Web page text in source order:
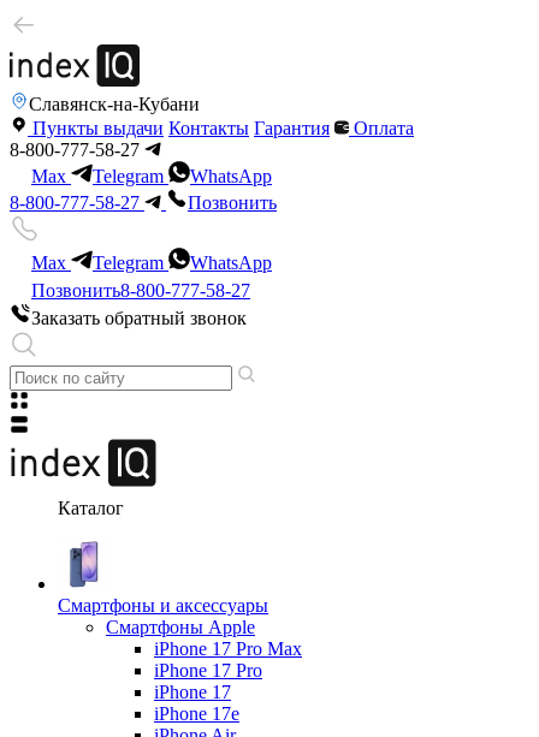
Славянск-на-Кубани
Пункты выдачи Контакты Гарантия
Оплата
8-800-777-58-27
Max
Telegram
WhatsApp
8-800-777-58-27
Позвонить
Max Telegram
WhatsApp
Позвонить8-800-777-58-27
Заказать обратный звонок
Каталог
Смартфоны и аксессуары
Смартфоны Apple
iPhone 17 Pro Max
iPhone 17 Pro
iPhone 17
iPhone 17e